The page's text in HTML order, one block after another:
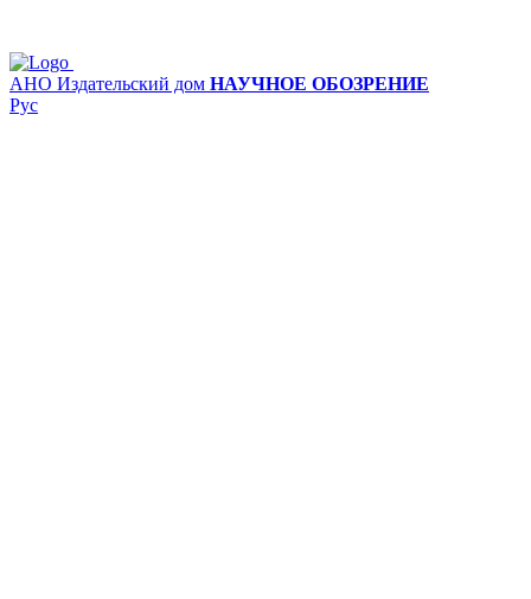
АНО Издательский дом НАУЧНОЕ ОБОЗРЕНИЕ
Рус